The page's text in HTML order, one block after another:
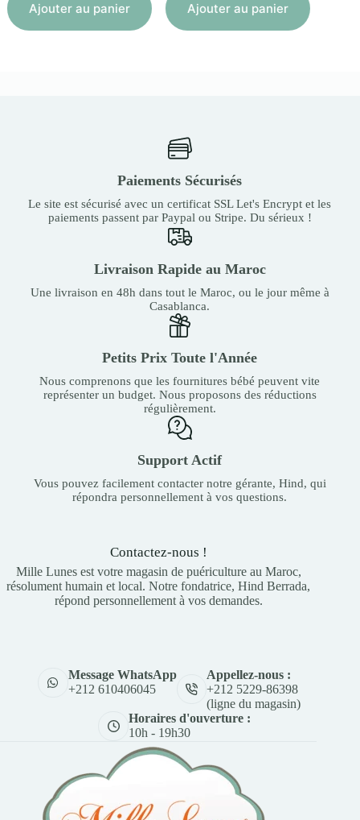
Ajouter au panier Ajouter au panier
Paiements Sécurisés
Le site est sécurisé avec un certificat SSL Let's Encrypt et les
paiements passent par Paypal ou Stripe. Du sérieux !
Livraison Rapide au Maroc
Une livraison en 48h dans tout le Maroc, ou le jour même à
Casablanca.
Petits Prix Toute l'Année
Nous comprenons que les fournitures bébé peuvent vite
représenter un budget. Nous proposons des réductions
régulièrement.
Support Actif
Vous pouvez facilement contacter notre gérante, Hind, qui
répondra personnellement à vos questions.
Contactez-nous !
Mille Lunes est votre magasin de puériculture au Maroc,
résolument humain et local. Notre fondatrice, Hind Berrada,
répond personnellement à vos demandes.
Message WhatsApp
+212 610406045
Appellez-nous :
+212 5229-86398
(ligne du magasin)
Horaires d'ouverture :
10h - 19h30